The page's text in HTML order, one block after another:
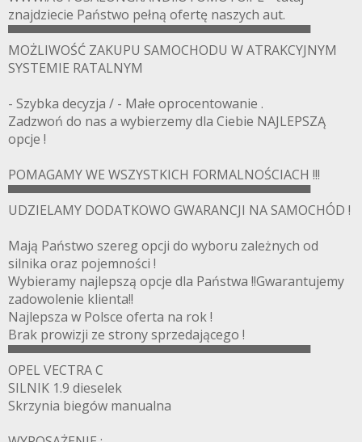
znajdziecie Państwo pełną ofertę naszych aut.
▀▀▀▀▀▀▀▀▀▀▀▀▀▀▀▀▀▀▀▀▀▀▀▀▀▀▀▀▀▀▀▀▀▀
MOŻLIWOŚĆ ZAKUPU SAMOCHODU W ATRAKCYJNYM
SYSTEMIE RATALNYM
- Szybka decyzja / - Małe oprocentowanie .
Zadzwoń do nas a wybierzemy dla Ciebie NAJLEPSZĄ
opcje !
POMAGAMY WE WSZYSTKICH FORMALNOŚCIACH !!!
▀▀▀▀▀▀▀▀▀▀▀▀▀▀▀▀▀▀▀▀▀▀▀▀▀▀▀▀▀▀▀▀▀▀
UDZIELAMY DODATKOWO GWARANCJI NA SAMOCHÓD !
Mają Państwo szereg opcji do wyboru zależnych od
silnika oraz pojemności !
Wybieramy najlepszą opcje dla Państwa !!Gwarantujemy
zadowolenie klienta!!
Najlepsza w Polsce oferta na rok !
Brak prowizji ze strony sprzedającego !
▀▀▀▀▀▀▀▀▀▀▀▀▀▀▀▀▀▀▀▀▀▀▀▀▀▀▀▀▀▀▀▀▀▀
OPEL VECTRA C
SILNIK 1.9 dieselek
Skrzynia biegów manualna